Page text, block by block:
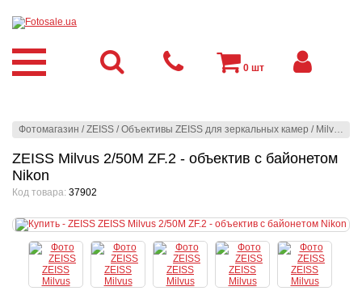
Фотомагазин /ZEISS /Объективы ZEISS для зеркальных камер / Milvus (ZE-mount | ZF.2-mount)
ZEISS Milvus 2/50M ZF.2 - объектив с байонетом
Nikon
Код товара: 37902
0 шт